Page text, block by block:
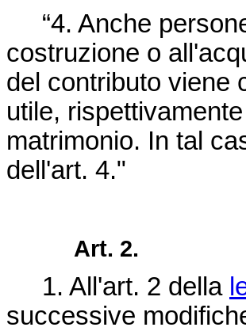
“4. Anche
costruzione o
del contributo viene
utile,
matrimonio. In tal
dell'art. 4."
Art. 2.
1. All'art. 2 della
successive